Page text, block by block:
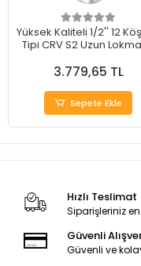
Yüksek Kaliteli 1/2'' 12
Tipi CRV S2 Uzun
3.779,65 TL
Sepete Ekle
Hızlı Teslimat
Siparişleriniz
Güvenli
Güvenli ve